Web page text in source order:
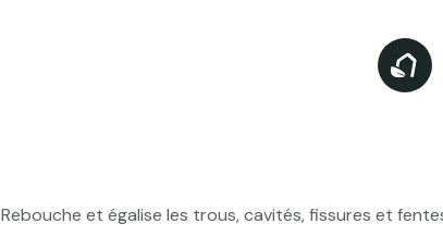
Rebouche et égalise les trous, cavités, fissures et